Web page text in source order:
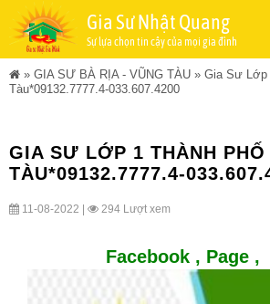
Gia Sư Nhật Quang
Sự lựa chọn tin cậy của mọi gia đình
» GIA SƯ BÀ RỊA - VŨNG TÀU » Gia Sư Lớp
Tàu*09132.7777.4-033.607.4200
GIA SƯ LỚP 1 THÀNH PHỐ
TÀU*09132.7777.4-
11-08-2022 | 294 Lượt xem
Facebook , Page ,